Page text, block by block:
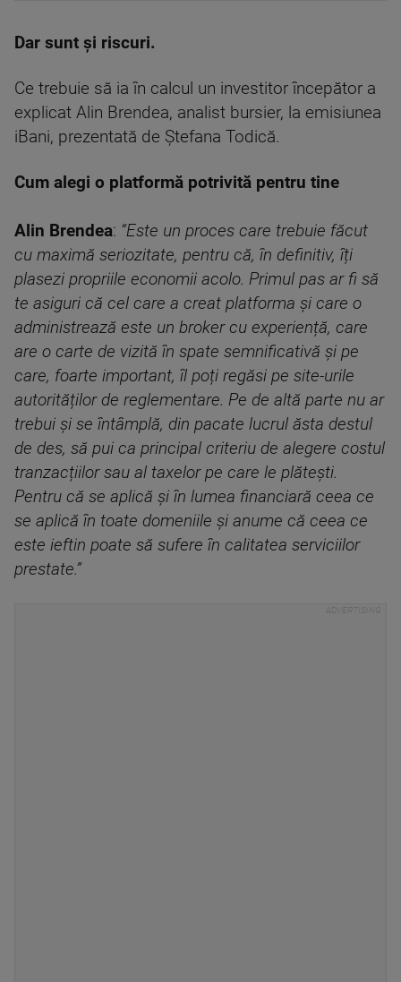
Dar sunt și riscuri.
Ce trebuie să ia în calcul un investitor începător a
explicat Alin Brendea, analist bursier, la emisiunea
iBani, prezentată de Ștefana Todică.
Cum alegi o platformă potrivită pentru tine
Alin Brendea: “Este un proces care trebuie făcut
cu maximă seriozitate, pentru că, în definitiv, îți
plasezi propriile economii acolo. Primul pas ar fi să
te asiguri că cel care a creat platforma și care o
administrează este un broker cu experiență, care
are o carte de vizită în spate semnificativă și pe
care, foarte important, îl poți regăsi pe site-urile
autorităților de reglementare. Pe de altă parte nu ar
trebui și se întâmplă, din pacate lucrul ăsta destul
de des, să pui ca principal criteriu de alegere costul
tranzacțiilor sau al taxelor pe care le plătești.
Pentru că se aplică și în lumea financiară ceea ce
se aplică în toate domeniile și anume că ceea ce
este ieftin poate să sufere în calitatea serviciilor
prestate.”